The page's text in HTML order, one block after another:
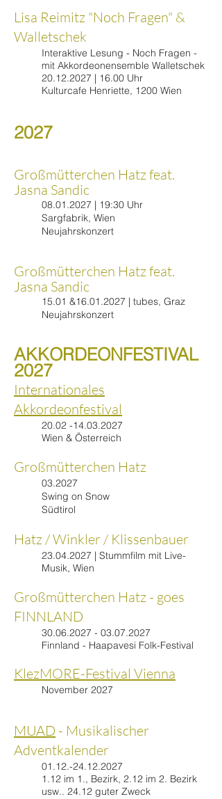
Lisa Reimitz "Noch Fragen" &
Walletschek
Interaktive Lesung - Noch Fragen -
mit Akkordeonensemble Walletschek
20.12.2027 | 16.00 Uhr
Kulturcafe Henriette, 1200 Wien
2027
​Großmütterchen Hatz feat.
Jasna Sandic
08.01.2027 | 19:30 Uhr
Sargfabrik, Wien
Neujahrskonzert
​Großmütterchen Hatz feat.
Jasna Sandic
15.01 &16.01.2027 | tubes, Graz
Neujahrskonzert
AKKORDEONFESTIVAL
2027
Internationales
Akkordeonfestival
20.02 -14.03.2027
Wien & Österreich
Großmütterchen Hatz
03.2027
Swing on Snow
Südtirol
Hatz / Winkler / Klissenbauer
23.04.2027 | Stummfilm mit Live-
Musik, Wien
Großmütterchen Hatz - goes
FINNLAND
30.06.2027 - 03.07.2027
Finnland - Haapavesi Folk-Festival
KlezMORE-Festival Vienna
November 2027​
MUAD - Musikalischer
Adventkalender
01.12.-24.12.2027
1.12 im 1., Bezirk, 2.12 im 2. Bezirk
usw.. 24.12 guter Zweck